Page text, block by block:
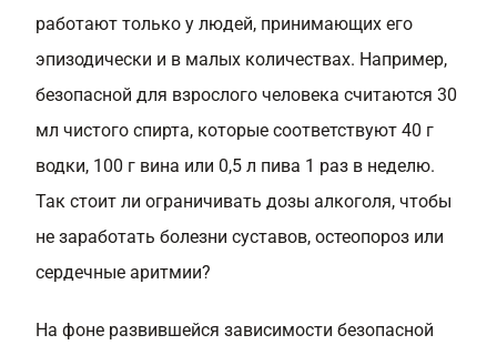
работают только у людей, принимающих его
эпизодически и в малых количествах. Например,
безопасной для взрослого человека считаются 30
мл чистого спирта, которые соответствуют 40 г
водки, 100 г вина или 0,5 л пива 1 раз в неделю.
Так стоит ли ограничивать дозы алкоголя, чтобы
не заработать болезни суставов, остеопороз или
сердечные аритмии?
На фоне развившейся зависимости безопасной